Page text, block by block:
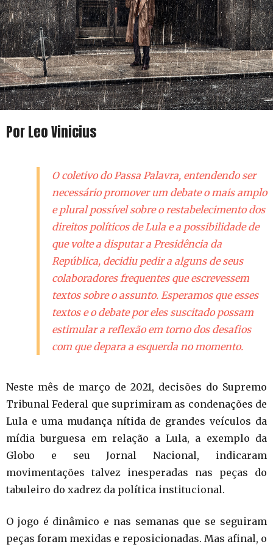
Por Leo Vinicius
O coletivo do Passa Palavra, entendendo ser
necessário promover um debate o mais amplo
e plural possível sobre o restabelecimento dos
direitos políticos de Lula e a possibilidade de
que volte a disputar a Presidência da
República, decidiu pedir a alguns de seus
colaboradores frequentes que escrevessem
textos sobre o assunto. Esperamos que esses
textos e o debate por eles suscitado possam
estimular a reflexão em torno dos desafios
com que depara a esquerda no momento.
Neste mês de março de 2021, decisões do Supremo
Tribunal Federal que suprimiram as condenações de
Lula e uma mudança nítida de grandes veículos da
mídia burguesa em relação a Lula, a exemplo da
Globo e seu Jornal Nacional, indicaram
movimentações talvez inesperadas nas peças do
tabuleiro do xadrez da política institucional.
O jogo é dinâmico e nas semanas que se seguiram
peças foram mexidas e reposicionadas. Mas afinal, o